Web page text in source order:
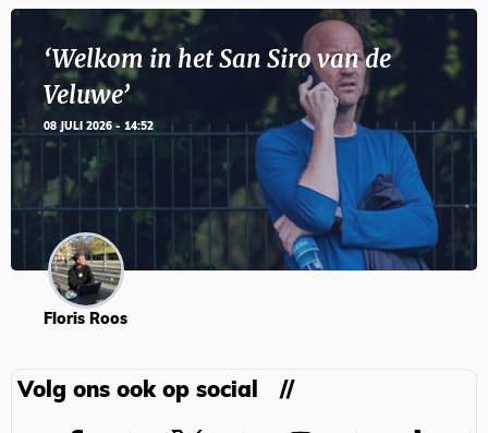
‘Welkom in het San Siro van de
Veluwe’
08 JULI 2026 - 14:52
Floris Roos
Volg ons ook op social